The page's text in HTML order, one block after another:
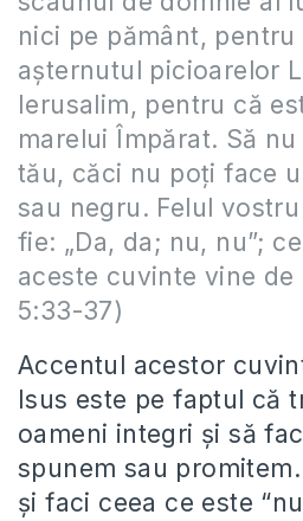
nici pe pământ, pentru
aşternutul picioarelor
Ierusalim, pentru că
marelui Împărat. Să
tău, căci nu poţi face
sau negru. Felul
fie: „Da, da; nu, nu”;
aceste cuvinte vine de
5:33-37)
Accentul acestor
Isus este pe faptul că
oameni integri şi să
spunem sau promitem.
şi faci ceea ce este